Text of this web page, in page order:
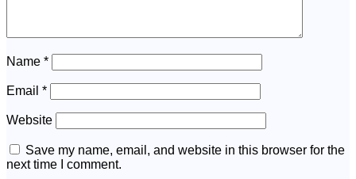
Name *
Email *
Website
Save my name, email, and website in this browser for the
next time I comment.